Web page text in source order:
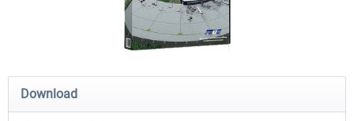
Holiday Airports FSDG LITE - Dakar
Download